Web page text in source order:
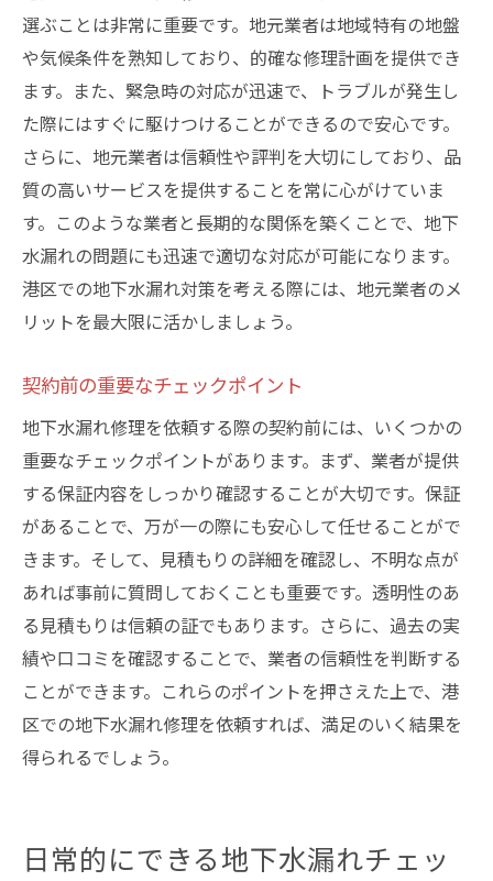
選ぶことは非常に重要です。地元業者は地域特有の地盤
や気候条件を熟知しており、的確な修理計画を提供でき
ます。また、緊急時の対応が迅速で、トラブルが発生し
た際にはすぐに駆けつけることができるので安心です。
さらに、地元業者は信頼性や評判を大切にしており、品
質の高いサービスを提供することを常に心がけていま
す。このような業者と長期的な関係を築くことで、地下
水漏れの問題にも迅速で適切な対応が可能になります。
港区での地下水漏れ対策を考える際には、地元業者のメ
リットを最大限に活かしましょう。
契約前の重要なチェックポイント
地下水漏れ修理を依頼する際の契約前には、いくつかの
重要なチェックポイントがあります。まず、業者が提供
する保証内容をしっかり確認することが大切です。保証
があることで、万が一の際にも安心して任せることがで
きます。そして、見積もりの詳細を確認し、不明な点が
あれば事前に質問しておくことも重要です。透明性のあ
る見積もりは信頼の証でもあります。さらに、過去の実
績や口コミを確認することで、業者の信頼性を判断する
ことができます。これらのポイントを押さえた上で、港
区での地下水漏れ修理を依頼すれば、満足のいく結果を
得られるでしょう。
日常的にできる地下水漏れチェッ